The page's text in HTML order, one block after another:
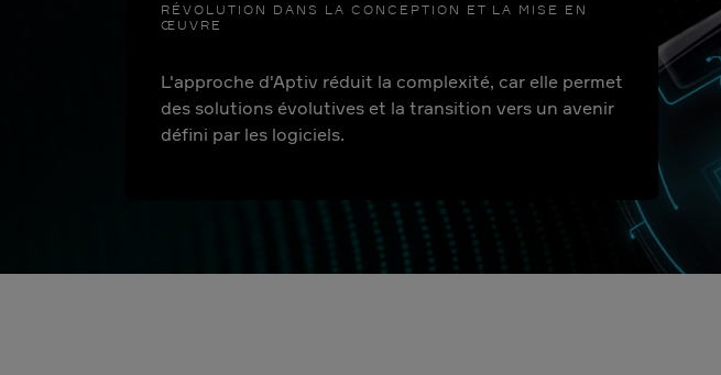
RÉVOLUTION DANS LA CONCEPTION ET LA MISE EN
ŒUVRE
L'approche d'Aptiv réduit la complexité, car elle permet
des solutions évolutives et la transition vers un avenir
défini par les logiciels.